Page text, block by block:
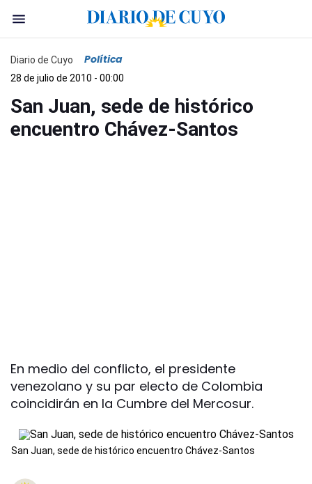
Diario de Cuyo Política
28 de julio de 2010 - 00:00
San Juan, sede de histórico
encuentro Chávez-Santos
En medio del conflicto, el presidente
venezolano y su par electo de Colombia
coincidirán en la Cumbre del Mercosur.
San Juan, sede de histórico encuentro Chávez-Santos